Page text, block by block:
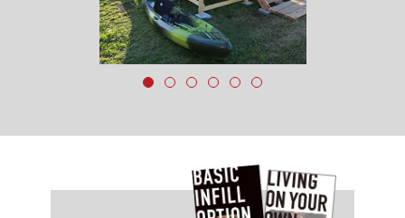
AZ-C1-2015-A
39.74㎡（24畳）